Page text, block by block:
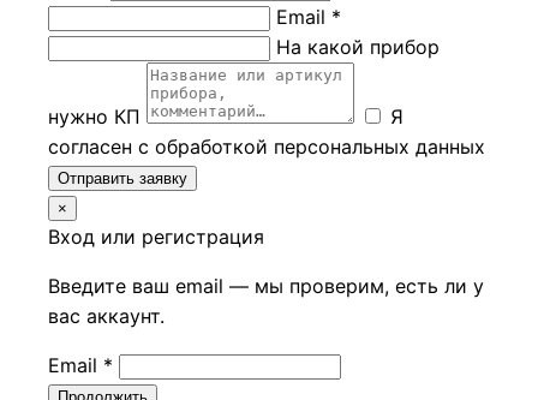
Email *
На какой прибор
нужно КП
Я
согласен с обработкой персональных данных
Отправить заявку
×
Вход или регистрация
Введите ваш email — мы проверим, есть ли у
вас аккаунт.
Email *